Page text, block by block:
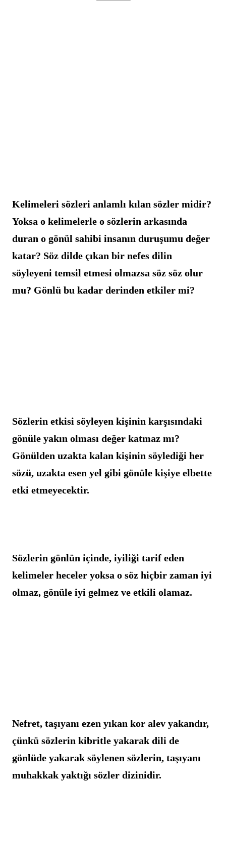
Kelimeleri sözleri anlamlı kılan sözler midir?
Yoksa o kelimelerle o sözlerin arkasında
duran o gönül sahibi insanın duruşumu değer
katar? Söz dilde çıkan bir nefes dilin
söyleyeni temsil etmesi olmazsa söz söz olur
mu? Gönlü bu kadar derinden etkiler mi?
Sözlerin etkisi söyleyen kişinin karşısındaki
gönüle yakın olması değer katmaz mı?
Gönülden uzakta kalan kişinin söylediği her
sözü, uzakta esen yel gibi gönüle kişiye elbette
etki etmeyecektir.
Sözlerin gönlün içinde, iyiliği tarif eden
kelimeler heceler yoksa o söz hiçbir zaman iyi
olmaz, gönüle iyi gelmez ve etkili olamaz.
Nefret, taşıyanı ezen yıkan kor alev yakandır,
çünkü sözlerin kibritle yakarak dili de
gönlüde yakarak söylenen sözlerin, taşıyanı
muhakkak yaktığı sözler dizinidir.